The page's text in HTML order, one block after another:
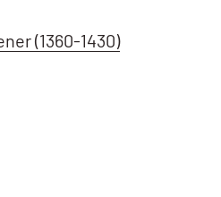
(1360-1430)